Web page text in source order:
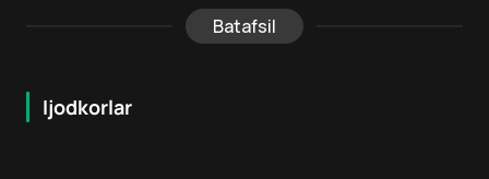
Batafsil
Ijodkorlar